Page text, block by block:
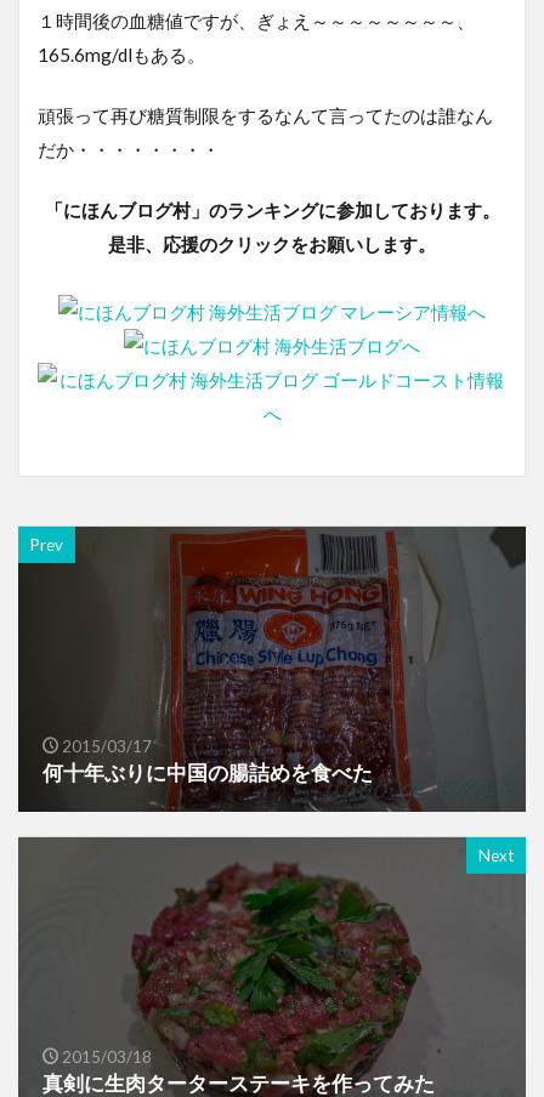
１時間後の血糖値ですが、ぎょえ～～～～～～～～、
165.6mg/dlもある。
頑張って再び糖質制限をするなんて言ってたのは誰なん
だか・・・・・・・・
「にほんブログ村」のランキングに参加しております。
是非、応援のクリックをお願いします。
Prev
2015/03/17
何十年ぶりに中国の腸詰めを食べた
Next
2015/03/18
真剣に生肉ターターステーキを作ってみた